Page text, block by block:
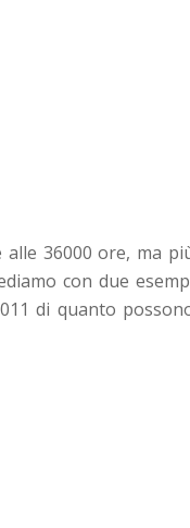
alle 36000 ore, ma
con due
di quanto